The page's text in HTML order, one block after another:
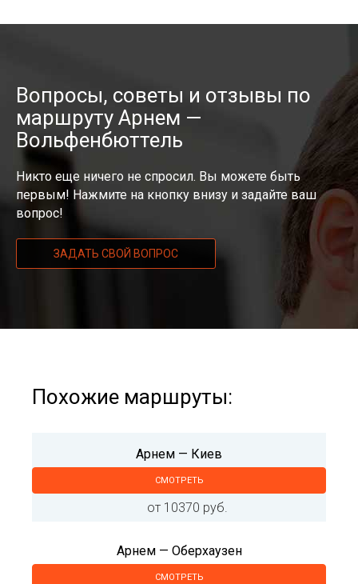
Вопросы, советы и отзывы по
маршруту Арнем —
Вольфенбюттель
Никто еще ничего не спросил. Вы можете быть
первым! Нажмите на кнопку внизу и задайте ваш
вопрос!
ЗАДАТЬ СВОЙ ВОПРОС
Похожие маршруты:
Арнем — Киев
СМОТРЕТЬ
от 10370 руб.
Арнем — Оберхаузен
СМОТРЕТЬ